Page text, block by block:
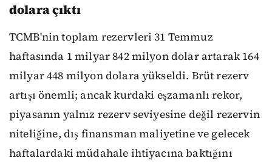
dolara çıktı
TCMB'nin toplam rezervleri 31 Temmuz
haftasında 1 milyar 842 milyon dolar artarak 164
milyar 448 milyon dolara yükseldi. Brüt rezerv
artışı önemli; ancak kurdaki eşzamanlı rekor,
piyasanın yalnız rezerv seviyesine değil rezervin
niteliğine, dış finansman maliyetine ve gelecek
haftalardaki müdahale ihtiyacına baktığını